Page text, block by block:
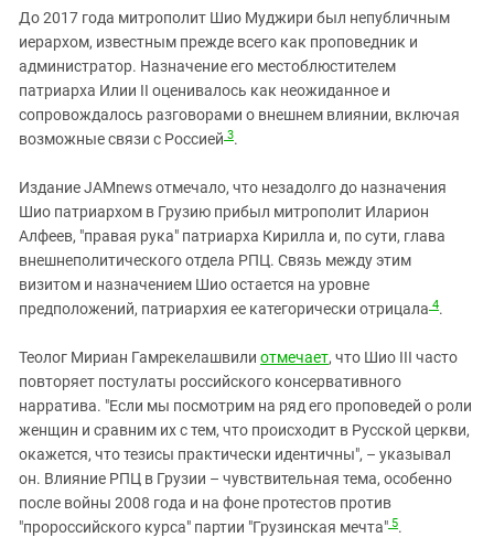
До 2017 года митрополит Шио Муджири был непубличным
иерархом, известным прежде всего как проповедник и
администратор. Назначение его местоблюстителем
патриарха Илии II оценивалось как неожиданное и
сопровождалось разговорами о внешнем влиянии, включая
возможные связи с Россией 3.
Издание JAMnews отмечало, что незадолго до назначения
Шио патриархом в Грузию прибыл митрополит Иларион
Алфеев, "правая рука" патриарха Кирилла и, по сути, глава
внешнеполитического отдела РПЦ. Связь между этим
визитом и назначением Шио остается на уровне
предположений, патриархия ее категорически отрицала 4.
Теолог Мириан Гамрекелашвили отмечает, что Шио III часто
повторяет постулаты российского консервативного
нарратива. "Если мы посмотрим на ряд его проповедей о роли
женщин и сравним их с тем, что происходит в Русской церкви,
окажется, что тезисы практически идентичны", – указывал
он. Влияние РПЦ в Грузии – чувствительная тема, особенно
после войны 2008 года и на фоне протестов против
"пророссийского курса" партии "Грузинская мечта" 5.